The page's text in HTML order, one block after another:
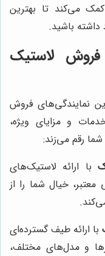
می‌کند تا بهترین
داشته باشید.
فروش لاستیک
نمایندگی‌های فروش
و مزایای ویژه،
رقم می‌زند:
با ارائه لاستیک‌های
معتبر، خیال شما را از
با ارائه طیف گسترده‌ای
و مدل‌های مختلف،